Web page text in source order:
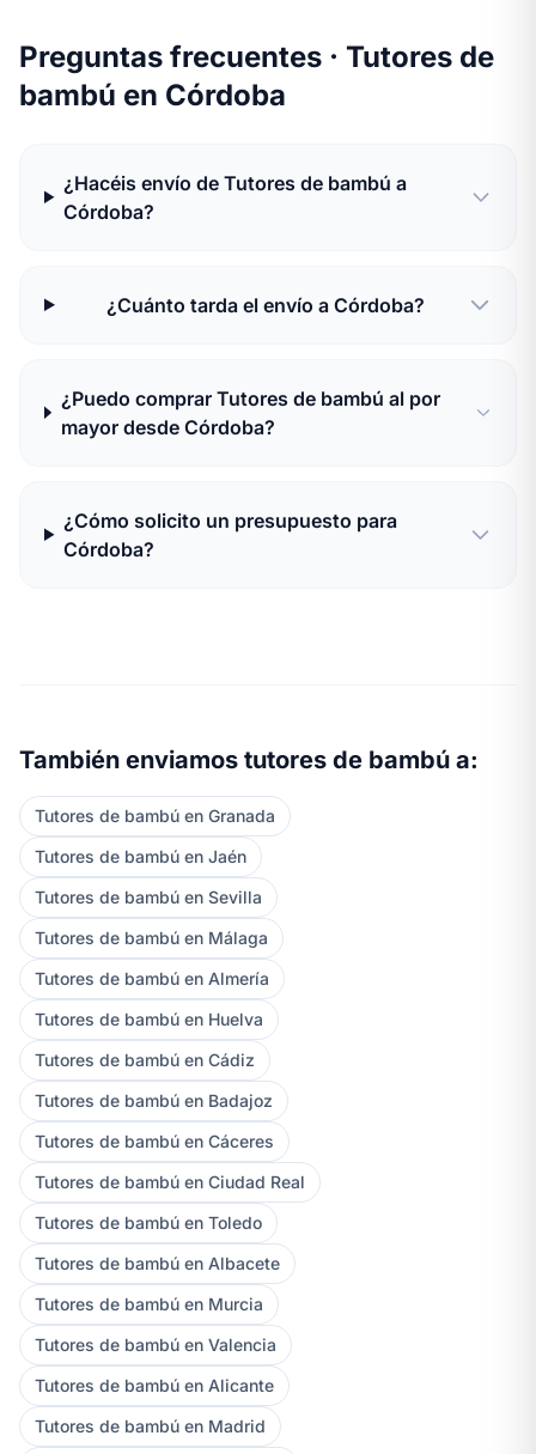
Preguntas frecuentes · Tutores de
bambú en Córdoba
¿Hacéis envío de Tutores de bambú a
Córdoba?
¿Cuánto tarda el envío a Córdoba?
¿Puedo comprar Tutores de bambú al por
mayor desde Córdoba?
¿Cómo solicito un presupuesto para
Córdoba?
También enviamos tutores de bambú a:
Tutores de bambú en Granada
Tutores de bambú en Jaén
Tutores de bambú en Sevilla
Tutores de bambú en Málaga
Tutores de bambú en Almería
Tutores de bambú en Huelva
Tutores de bambú en Cádiz
Tutores de bambú en Badajoz
Tutores de bambú en Cáceres
Tutores de bambú en Ciudad Real
Tutores de bambú en Toledo
Tutores de bambú en Albacete
Tutores de bambú en Murcia
Tutores de bambú en Valencia
Tutores de bambú en Alicante
Tutores de bambú en Madrid